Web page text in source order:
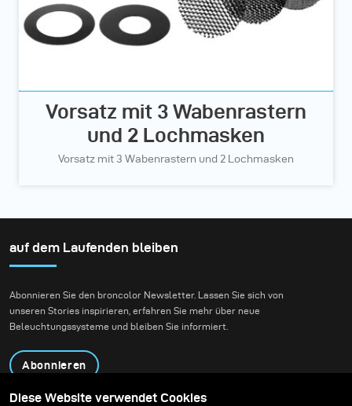
Vorsatz mit 3 Wabenrastern
und 2 Lochmasken
Vorsatz mit 3 Wabenrastern und 2 Lochmasken
auf dem Laufenden bleiben
Abonnieren Sie den broncolor Newsletter. Lassen Sie sich von
unseren Stories inspirieren, erfahren Sie mehr über neue
Beleuchtungssysteme und bleiben Sie informiert.
Abonnieren
Diese Website verwendet Cookies